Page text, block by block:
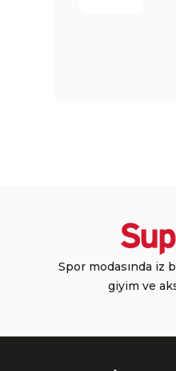
Spor modasında iz
giyim ve